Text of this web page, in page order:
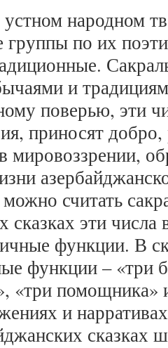
народном
группы по их
и
поверью, эти
приносят
мировоззрении,
можно считать
сказках эти числа
функции. В
функции – «три
«три
и
сказках